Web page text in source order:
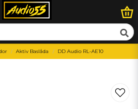
Aktiv Baslåda DD Audio RL-AE10